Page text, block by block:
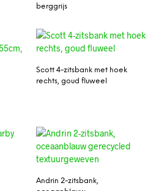
berggrijs
Scott 4-zitsbank met hoek
rechts, goud fluweel
Andrin 2-zitsbank,